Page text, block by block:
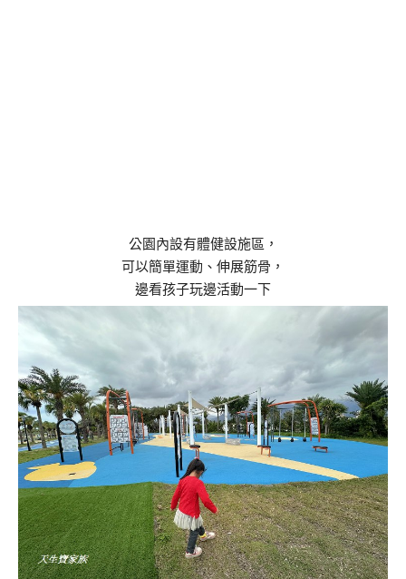
公園內設有體健設施區，
可以簡單運動、伸展筋骨，
邊看孩子玩邊活動一下